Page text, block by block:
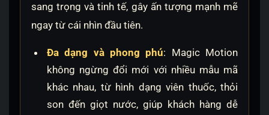
sang trọng và tinh tế, gây ấn tượng mạnh mẽ
ngay từ cái nhìn đầu tiên.
Đa dạng và phong phú: Magic Motion
không ngừng đổi mới với nhiều mẫu mã
khác nhau, từ hình dạng viên thuốc, thỏi
son đến giọt nước, giúp khách hàng dễ